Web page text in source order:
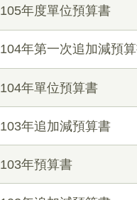
105年度單位預算書
104年第一次追加減預
104年單位預算書
103年追加減預算書
103年預算書